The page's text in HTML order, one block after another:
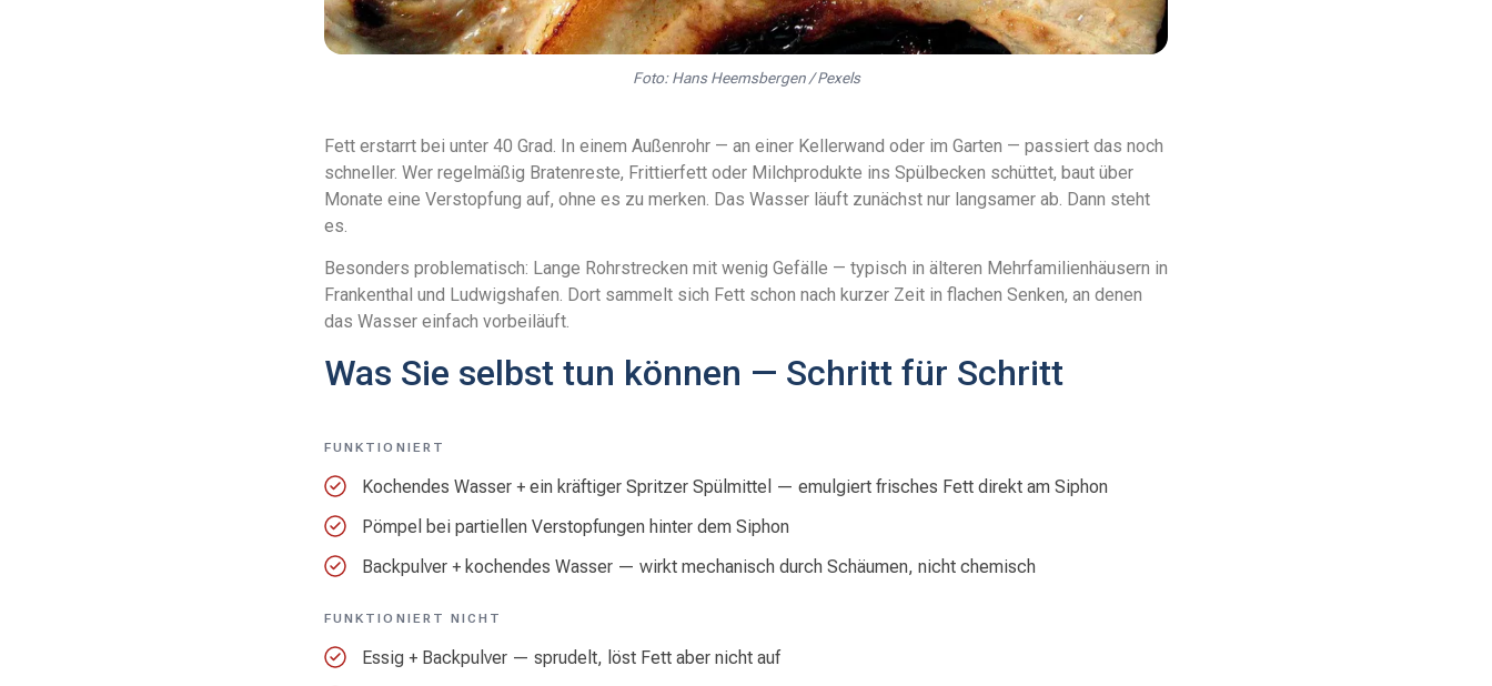
Foto: Hans Heemsbergen / Pexels
Fett erstarrt bei unter 40 Grad. In einem Außenrohr — an einer Kellerwand oder im Garten — passiert das noch
schneller. Wer regelmäßig Bratenreste, Frittierfett oder Milchprodukte ins Spülbecken schüttet, baut über
Monate eine Verstopfung auf, ohne es zu merken. Das Wasser läuft zunächst nur langsamer ab. Dann steht
es.
Besonders problematisch: Lange Rohrstrecken mit wenig Gefälle — typisch in älteren Mehrfamilienhäusern in
Frankenthal und Ludwigshafen. Dort sammelt sich Fett schon nach kurzer Zeit in flachen Senken, an denen
das Wasser einfach vorbeiläuft.
Was Sie selbst tun können — Schritt für Schritt
FUNKTIONIERT
Kochendes Wasser + ein kräftiger Spritzer Spülmittel — emulgiert frisches Fett direkt am Siphon
Pömpel bei partiellen Verstopfungen hinter dem Siphon
Backpulver + kochendes Wasser — wirkt mechanisch durch Schäumen, nicht chemisch
FUNKTIONIERT NICHT
Essig + Backpulver — sprudelt, löst Fett aber nicht auf